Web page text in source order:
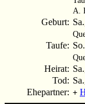
A.
Geburt:
Taufe:
Heirat:
Tod:
Ehepartner: +